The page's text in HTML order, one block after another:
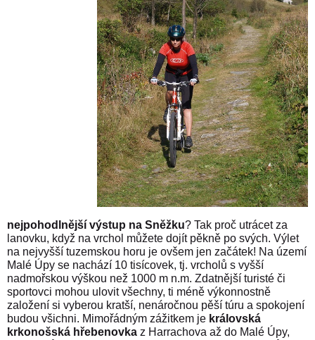
nejpohodlnější výstup na Sněžku? Tak proč utrácet za
lanovku, když na vrchol můžete dojít pěkně po svých. Výlet
na nejvyšší tuzemskou horu je ovšem jen začátek! Na území
Malé Úpy se nachází 10 tisícovek, tj. vrcholů s vyšší
nadmořskou výškou než 1000 m n.m. Zdatnější turisté či
sportovci mohou ulovit všechny, ti méně výkonnostně
založení si vyberou kratší, nenáročnou pěší túru a spokojení
budou všichni. Mimořádným zážitkem je královská
krkonošská hřebenovka z Harrachova až do Malé Úpy,